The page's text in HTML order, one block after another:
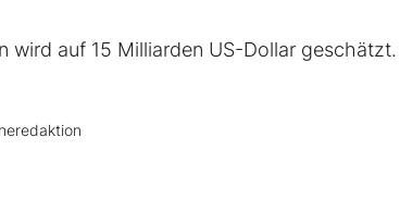
wird auf 15 Milliarden US-Dollar geschätzt.